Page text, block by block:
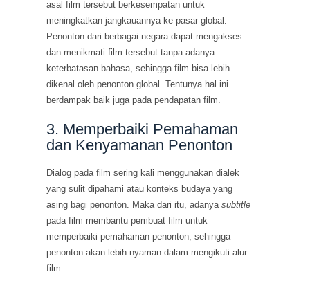
asal film tersebut berkesempatan untuk
meningkatkan jangkauannya ke pasar global.
Penonton dari berbagai negara dapat mengakses
dan menikmati film tersebut tanpa adanya
keterbatasan bahasa, sehingga film bisa lebih
dikenal oleh penonton global. Tentunya hal ini
berdampak baik juga pada pendapatan film.
3. Memperbaiki Pemahaman
dan Kenyamanan Penonton
Dialog pada film sering kali menggunakan dialek
yang sulit dipahami atau konteks budaya yang
asing bagi penonton. Maka dari itu, adanyasubtitle
pada film membantu pembuat film untuk
memperbaiki pemahaman penonton, sehingga
penonton akan lebih nyaman dalam mengikuti alur
film.